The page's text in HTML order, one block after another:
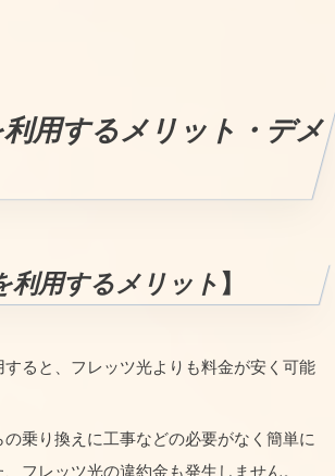
用するメリット・デメ
利用するメリット 】
すると、フレッツ光よりも料金が安く可能
の乗り換えに工事などの必要がなく簡単に
フレッツ光の違約金も発生しません。